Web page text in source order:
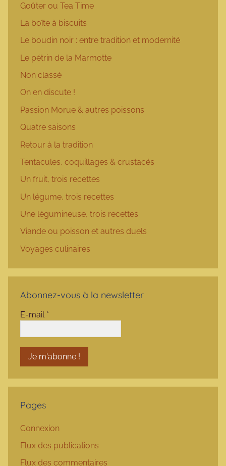
Goûter ou Tea Time
La boîte à biscuits
Le boudin noir : entre tradition et modernité
Le pétrin de la Marmotte
Non classé
On en discute !
Passion Morue & autres poissons
Quatre saisons
Retour à la tradition
Tentacules, coquillages & crustacés
Un fruit, trois recettes
Un légume, trois recettes
Une légumineuse, trois recettes
Viande ou poisson et autres duels
Voyages culinaires
Abonnez-vous à la newsletter
E-mail *
Pages
Connexion
Flux des publications
Flux des commentaires